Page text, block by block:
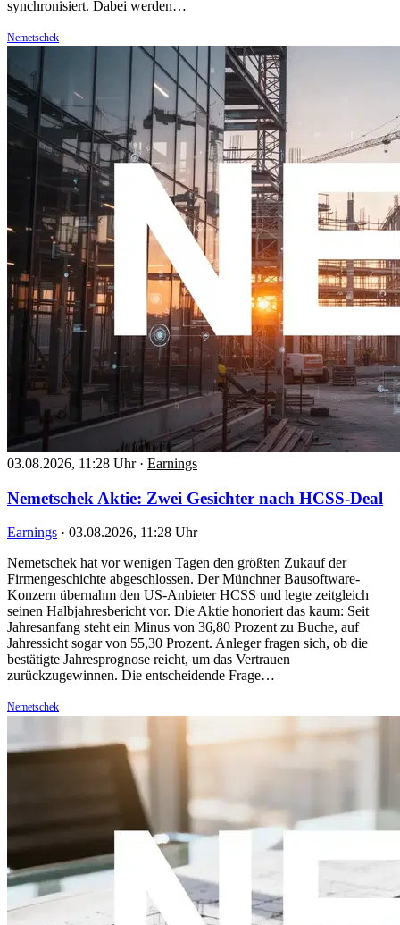
synchronisiert. Dabei werden…
Nemetschek
03.08.2026, 11:28 Uhr · Earnings
Nemetschek Aktie: Zwei Gesichter nach HCSS-Deal
Earnings · 03.08.2026, 11:28 Uhr
Nemetschek hat vor wenigen Tagen den größten Zukauf der
Firmengeschichte abgeschlossen. Der Münchner Bausoftware-
Konzern übernahm den US-Anbieter HCSS und legte zeitgleich
seinen Halbjahresbericht vor. Die Aktie honoriert das kaum: Seit
Jahresanfang steht ein Minus von 36,80 Prozent zu Buche, auf
Jahressicht sogar von 55,30 Prozent. Anleger fragen sich, ob die
bestätigte Jahresprognose reicht, um das Vertrauen
zurückzugewinnen. Die entscheidende Frage…
Nemetschek